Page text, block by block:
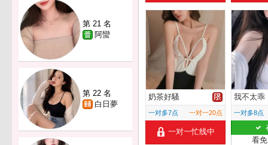
第 21 名
阿蠻
第 22 名
白日夢
奶茶好騷
一对多7点 一对一20点
一对一忙线中
我不太乖
一对多8点
看